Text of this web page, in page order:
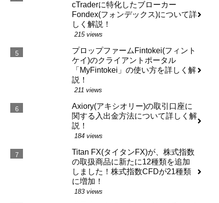
cTraderに特化したブローカー
Fondex(フォンデックス)について詳
しく解説！
215 views
プロップファームFintokei(フィント
ケイ)のクライアントポータル
「MyFintokei」の使い方を詳しく解
説！
211 views
Axiory(アキシオリー)の取引口座に
関する入出金方法について詳しく解
説！
184 views
Titan FX(タイタンFX)が、株式指数
の取扱商品に新たに12種類を追加
しました！株式指数CFDが21種類
に増加！
183 views